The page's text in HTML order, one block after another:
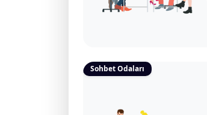
Sohbet Odaları